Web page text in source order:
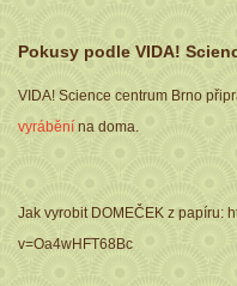
Pokusy podle VIDA!
VIDA! Science centrum Brno
vyráběnína doma.
Jak vyrobit DOMEČEK z papíru:
v=Oa4wHFT68Bc